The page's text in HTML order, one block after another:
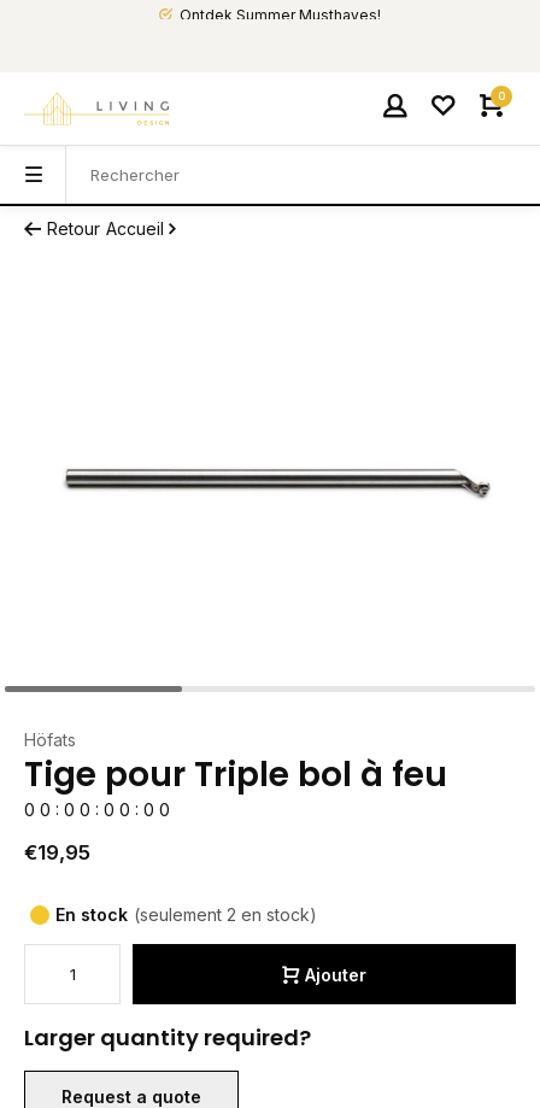
Ontdek Summer Musthaves!
0
Retour Accueil
Höfats
Tige pour Triple bol à feu
0 0 : 0 0 : 0 0 : 0 0
€19,95
En stock (seulement 2 en stock)
Ajouter
Larger quantity required?
Request a quote